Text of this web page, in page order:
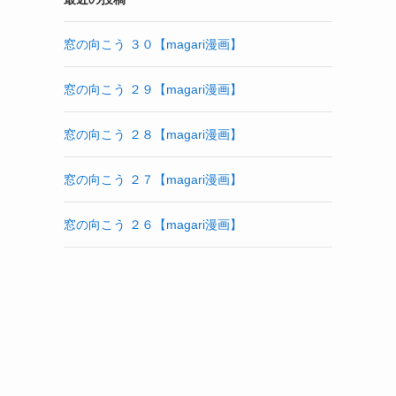
窓の向こう ３０【magari漫画】
窓の向こう ２９【magari漫画】
窓の向こう ２８【magari漫画】
窓の向こう ２７【magari漫画】
窓の向こう ２６【magari漫画】